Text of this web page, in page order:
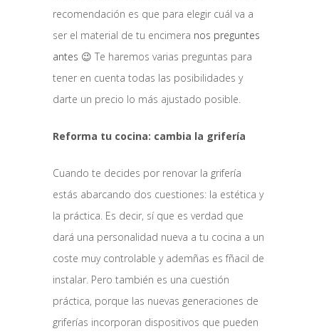
recomendación es que para elegir cuál va a
ser el material de tu encimera nos preguntes
antes 😉 Te haremos varias preguntas para
tener en cuenta todas las posibilidades y
darte un precio lo más ajustado posible.
Reforma tu cocina: cambia la grifería
Cuando te decides por renovar la grifería
estás abarcando dos cuestiones: la estética y
la práctica. Es decir, sí que es verdad que
dará una personalidad nueva a tu cocina a un
coste muy controlable y ademñas es fñacil de
instalar. Pero también es una cuestión
práctica, porque las nuevas generaciones de
griferías incorporan dispositivos que pueden